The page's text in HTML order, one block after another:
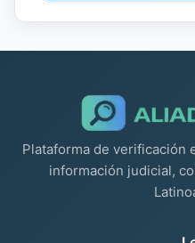
Plataforma de verificación
información judicial,